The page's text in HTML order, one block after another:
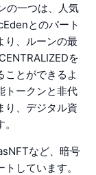
の一つは、人気
とのパート
り、ルーンの最
を
ことができるよ
トークンと非代
り、デジタル資
など、暗号
しています。